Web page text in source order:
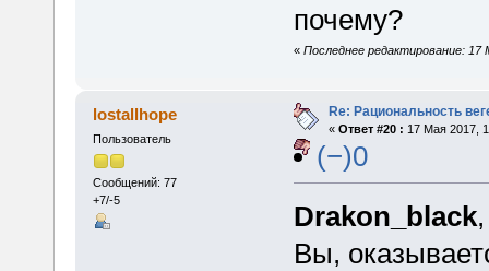
почему?
« Последнее редактирование:
lostallhope
Пользователь
Сообщений: 77
+7/-5
Re: Рациональность
« Ответ #20 : 17 Мая 2017,
(−)0
Drakon_black
Вы,